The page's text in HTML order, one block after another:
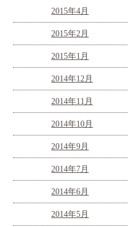
2015年4月
2015年2月
2015年1月
2014年12月
2014年11月
2014年10月
2014年9月
2014年7月
2014年6月
2014年5月